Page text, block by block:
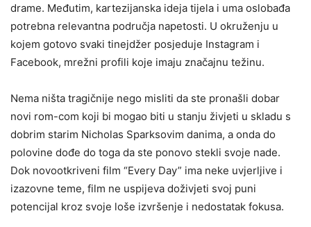
drame. Međutim, kartezijanska ideja tijela i uma oslobađa
potrebna relevantna područja napetosti. U okruženju u
kojem gotovo svaki tinejdžer posjeduje Instagram i
Facebook, mrežni profili koje imaju značajnu težinu.
Nema ništa tragičnije nego misliti da ste pronašli dobar
novi rom-com koji bi mogao biti u stanju živjeti u skladu s
dobrim starim Nicholas Sparksovim danima, a onda do
polovine dođe do toga da ste ponovo stekli svoje nade.
Dok novootkriveni film “Every Day” ima neke uvjerljive i
izazovne teme, film ne uspijeva doživjeti svoj puni
potencijal kroz svoje loše izvršenje i nedostatak fokusa.